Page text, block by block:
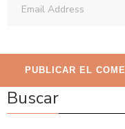
Buscar